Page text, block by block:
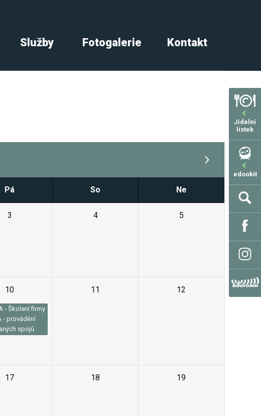
Jídelní
lístek
edookit
Služby Fotogalerie Kontakt
Pá So Ne
3 4 5
10
- Školení firmy
- provádění
spojů
11 12
17 18 19